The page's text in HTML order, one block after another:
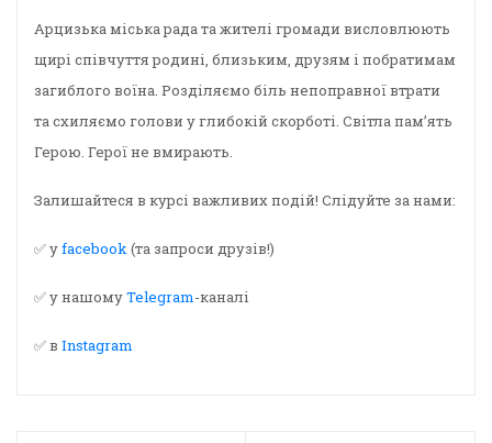
Арцизька міська рада та жителі громади висловлюють
щирі співчуття родині, близьким, друзям і побратимам
загиблого воїна. Розділяємо біль непоправної втрати
та схиляємо голови у глибокій скорботі. Світла пам’ять
Герою. Герої не вмирають.
Залишайтеся в курсі важливих подій! Слідуйте за нами:
✅ уfacebook(та запроси друзів!)
✅ у нашомуTelegram-каналі
✅ в Instagram